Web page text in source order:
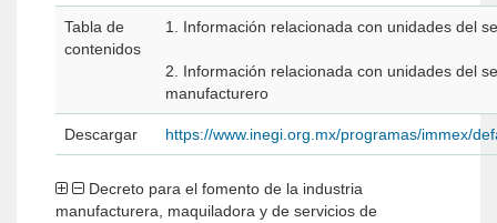
Tabla de
contenidos
1. Información relacionada con unidades del
2. Información relacionada con unidades del
manufacturero
Descargar https://www.inegi.org.mx/programas/immex/
manufacturera, maquiladora y de servicios de